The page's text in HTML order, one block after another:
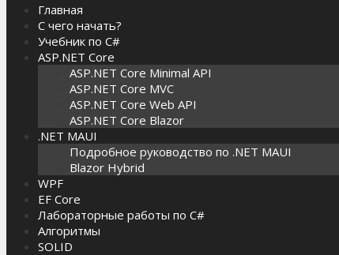
Главная
С чего начать?
Учебник по C#
ASP.NET Core
ASP.NET Core Minimal API
ASP.NET Core MVC
ASP.NET Core Web API
ASP.NET Core Blazor
.NET MAUI
Подробное руководство по .NET MAUI
Blazor Hybrid
WPF
EF Core
Лабораторные работы по C#
Алгоритмы
SOLID